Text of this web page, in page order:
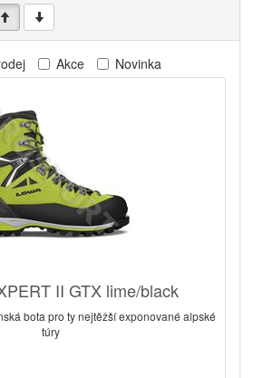
Akce Novinka
II GTX lime/black
bota pro ty nejtěžší exponované alpské
túry